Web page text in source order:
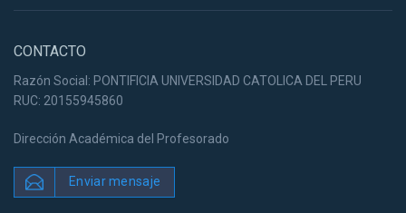
CONTACTO
Razón Social: PONTIFICIA UNIVERSIDAD CATOLICA DEL PERU
RUC: 20155945860
Dirección Académica del Profesorado
Enviar mensaje